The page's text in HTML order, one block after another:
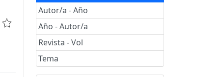
Autor/a - Año
Año - Autor/a
Revista - Vol
Tema